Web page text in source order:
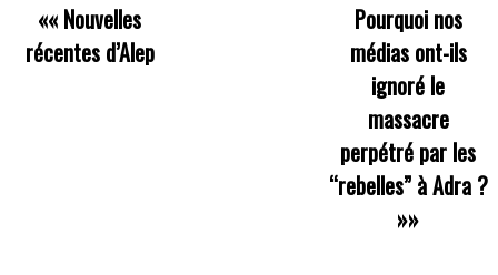
«« Nouvelles
récentes d’Alep
Pourquoi nos
médias ont-ils
ignoré le
massacre
perpétré par les
“rebelles” à Adra ?
»»